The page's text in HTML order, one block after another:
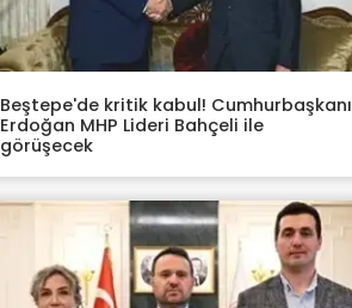
Beştepe'de kritik kabul! Cumhurbaşkanı
Erdoğan MHP Lideri Bahçeli ile
görüşecek